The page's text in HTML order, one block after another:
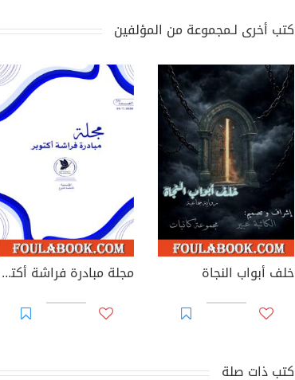
كتب أخرى لـمجموعة من المؤلفين
خلف أبواب النجاة مجلة مبادرة فراشة أكتوبر - العدد 39
كتب ذات صلة